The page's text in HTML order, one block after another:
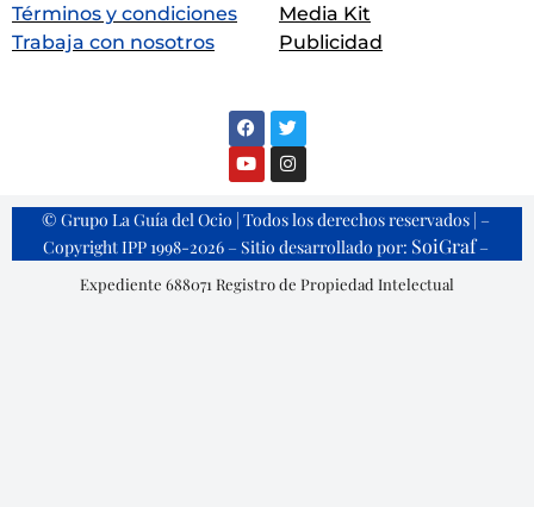
Términos y condiciones
Trabaja con nosotros
Media Kit
Publicidad
© Grupo La Guía del Ocio | Todos los derechos reservados | –
Copyright IPP 1998-2026 – Sitio desarrollado por: SoiGraf–
Expediente 688071 Registro de Propiedad Intelectual